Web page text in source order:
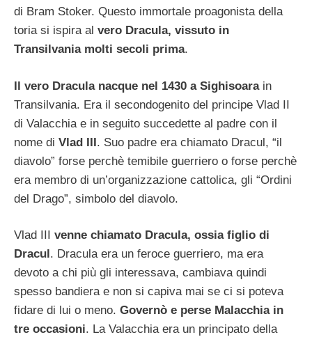
di Bram Stoker. Questo immortale proagonista della
toria si ispira al vero Dracula, vissuto in
Transilvania molti secoli prima.
Il vero Dracula nacque nel 1430 a Sighisoarain
Transilvania. Era il secondogenito del principe Vlad II
di Valacchia e in seguito succedette al padre con il
nome di Vlad III. Suo padre era chiamato Dracul, “il
diavolo” forse perchè temibile guerriero o forse perchè
era membro di un’organizzazione cattolica, gli “Ordini
del Drago”, simbolo del diavolo.
Vlad III venne chiamato Dracula, ossia figlio di
Dracul . Dracula era un feroce guerriero, ma era
devoto a chi più gli interessava, cambiava quindi
spesso bandiera e non si capiva mai se ci si poteva
fidare di lui o meno. Governò e perse Malacchia in
tre occasioni. La Valacchia era un principato della